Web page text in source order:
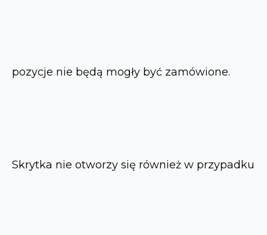
pozycje nie będą mogły być zamówione.
Skrytka nie otworzy się również w przypadku